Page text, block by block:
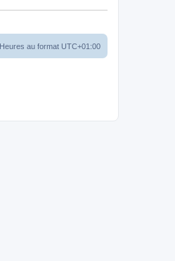
Heures au format UTC+01:00